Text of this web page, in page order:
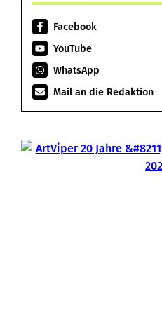
Facebook
YouTube
WhatsApp
Mail an die Redaktion